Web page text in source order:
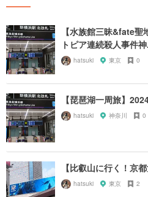
【水族館三昧&fate
トピア連続殺人事件
hatsuki 東京 0
【琵琶湖一周旅】
hatsuki 神奈川 0
【比叡山に行く！京
hatsuki 東京 2